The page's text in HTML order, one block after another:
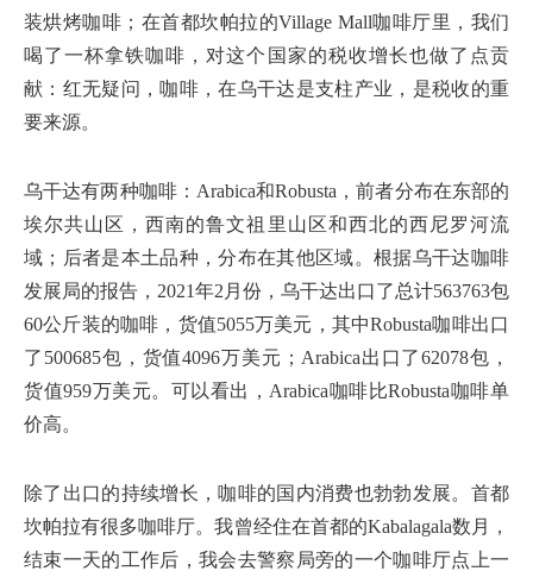
装烘烤咖啡；在首都坎帕拉的Village Mall咖啡厅里，我们
喝了一杯拿铁咖啡，对这个国家的税收增长也做了点贡
献：红无疑问，咖啡，在乌干达是支柱产业，是税收的重
要来源。
乌干达有两种咖啡：Arabica和Robusta，前者分布在东部的
埃尔共山区，西南的鲁文祖里山区和西北的西尼罗河流
域；后者是本土品种，分布在其他区域。根据乌干达咖啡
发展局的报告，2021年2月份，乌干达出口了总计563763包
60公斤装的咖啡，货值5055万美元，其中Robusta咖啡出口
了500685包，货值4096万美元；Arabica出口了62078包，
货值959万美元。可以看出，Arabica咖啡比Robusta咖啡单
价高。
除了出口的持续增长，咖啡的国内消费也勃勃发展。首都
坎帕拉有很多咖啡厅。我曾经住在首都的Kabalagala数月，
结束一天的工作后，我会去警察局旁的一个咖啡厅点上一